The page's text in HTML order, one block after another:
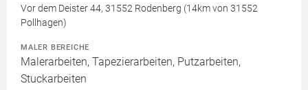
Vor dem Deister 44, 31552 Rodenberg (14km von 31552
Pollhagen)
MALER BEREICHE
Malerarbeiten, Tapezierarbeiten, Putzarbeiten,
Stuckarbeiten